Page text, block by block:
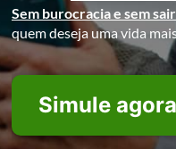
Sem burocracia e sem
quem deseja uma vida
Simule agora